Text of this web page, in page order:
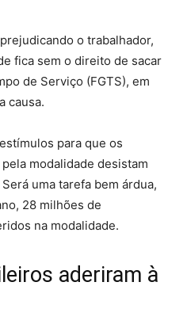
o trabalhador,
fica sem o direito de sacar
de Serviço (FGTS), em
causa.
para que os
modalidade desistam
uma tarefa bem árdua,
28 milhões de
na modalidade.
aderiram à